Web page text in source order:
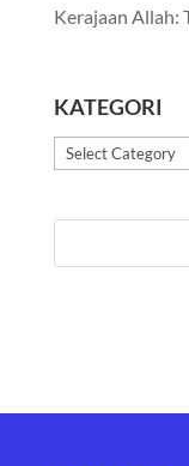
Kerajaan Allah:
KATEGORI
Kategori